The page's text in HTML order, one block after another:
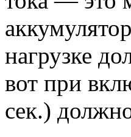
нагрузке
вот при
сек.)